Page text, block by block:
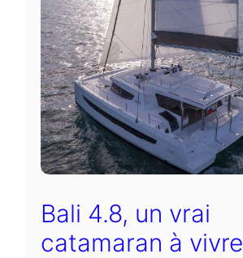
Bali 4.8, un vrai
catamaran à vivre